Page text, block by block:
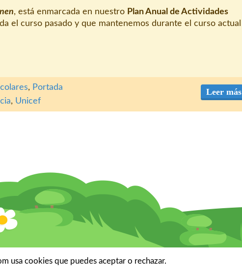
, está enmarcada en nuestro Plan Anual de Actividades
el curso pasado y que mantenemos durante el curso actual
Leer más
, Portada
, Unicef
usa cookies que puedes aceptar o rechazar.